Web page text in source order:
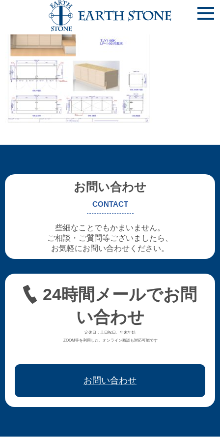
《尼崎市》ﾍﾞﾝﾁDog収納_ページ_2
お問い合わせ
CONTACT
些細なことでもかまいません。
ご相談・ご質問等ございましたら、
お気軽にお問い合わせください。
24時間メールでお問
い合わせ
定休日：土日祝日、年末年始
ZOOM等を利用した、オンライン商談も対応可能です
お問い合わせ